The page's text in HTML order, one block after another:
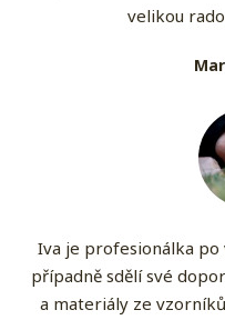
velikou
Iva je profesionálka po
případně sdělí své
a materiály ze